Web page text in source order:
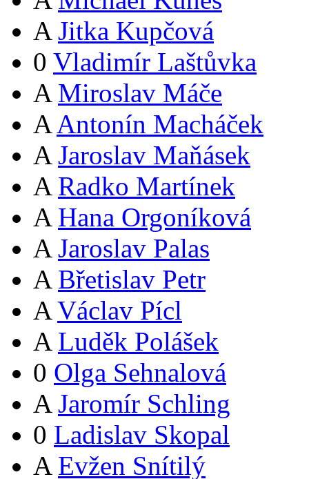
A Jitka Kupčová
0 Vladimír Laštůvka
A Miroslav Máče
A Antonín Macháček
A Jaroslav Maňásek
A Radko Martínek
A Hana Orgoníková
A Jaroslav Palas
A Břetislav Petr
A Václav Pícl
A Luděk Polášek
0 Olga Sehnalová
A Jaromír Schling
0 Ladislav Skopal
A Evžen Snítilý